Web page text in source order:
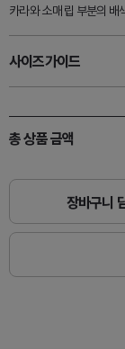
카라와 소매 립 부분의
사이즈가이드
총 상품 금액
장바구니